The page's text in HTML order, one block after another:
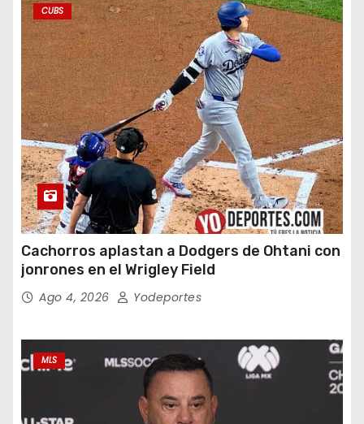
CUBS
Cachorros aplastan a Dodgers de Ohtani con
jonrones en el Wrigley Field
Ago 4, 2026 Yodeportes
MLS